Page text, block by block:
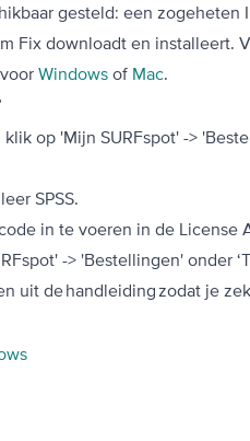
gesteld: een zogeheten
Fix downloadt en installeert.
Windows of Mac
op 'Mijn SURFspot' ->
SPSS.
in te voeren in de License
-> 'Bestellingen' onder
uit de handleiding zodat je